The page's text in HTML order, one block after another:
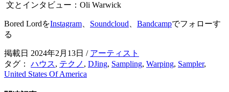
文とインタビュー：Oli Warwick
Bored LordをInstagram、 Soundcloud、 Bandcampでフォローす
る
掲載日 2024年2月13日 / アーティスト
タグ： ハウス, テクノ , DJing, Sampling, Warping, Sampler,
United States Of America